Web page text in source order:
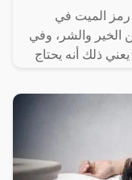
رمز الميت في
الخير والشر، وفي
ذلك أنه يحتاج